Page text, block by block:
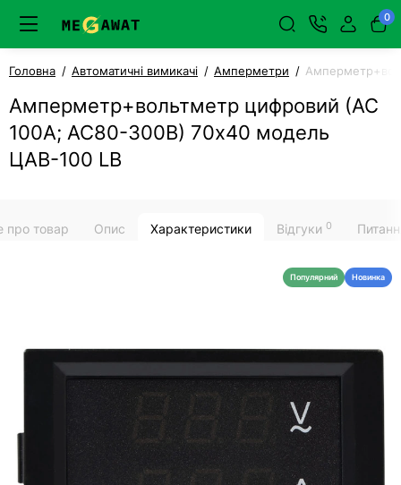
0
Головна Автоматичні вимикачі Амперметри
Амперметр+вольтметр цифровий (АС
100А; АС80-300В) 70х40 модель
ЦАВ-100 LB
про товар Опис Характеристики Відгуки 0
Популярний Новинка